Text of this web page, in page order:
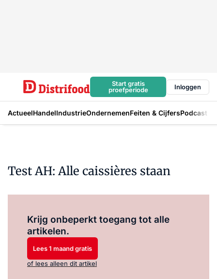
Start gratis
proefperiode
Inloggen
ActueelHandelIndustrieOndernemenFeiten & CijfersPodcast
Test AH: Alle caissières staan
Krijg onbeperkt toegang tot alle
artikelen.
Lees 1 maand gratis
of lees alleen dit artikel